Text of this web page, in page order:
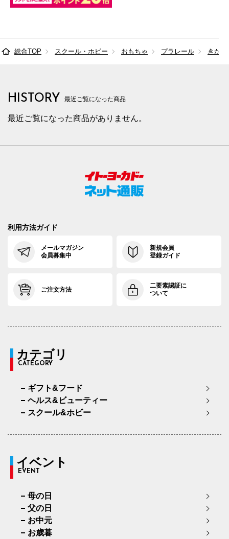
総合TOP スクール・ホビー おもちゃ プラレール きか
HISTORY 最近ご覧になった商品
最近ご覧になった商品がありません。
利用方法ガイド
メールマガジン
会員募集中
新規会員
登録ガイド
ご注文方法
二要素認証に
ついて
カテゴリ
CATEGORY
ギフト&フード
ヘルス&ビューティー
スクール&ホビー
イベント
EVENT
母の日
父の日
お中元
お歳暮